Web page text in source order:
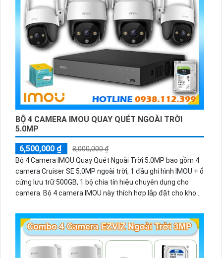
hồng ngoại thông minh, chống ngược sáng, lọc nhiễu kỹ
thuật số và chức năng phát hiện chuyển động. Đẳng cấp
hơn cả giúp ⁂chắc chắnan ninh và giám sát hiệu quả trong
mọi tình huống.
Với giá cả phù hợp, camera thông minh Hikvision mang đến
sự lựa chọn tuyệt vời cho việc bảo vệ gia đình và tài sản.
Đồng thời, việc cài đặt và vận hành cũng rất dễ dàng, người
dùng không cần có kiến thức chuyên môn cao để sử dụng.
Overall, Thiết kế trọn bộ Lắp đặt camera thông minh
Hikvision giá rẻ sẽ là một giải pháp an ninh tuyệt vời cho
ngôi nhà hay công ty của bạn.
BỘ 4 CAMERA IMOU QUAY QUÉT NGOÀI TRỜI
5.0MP
6,500,000 ₫
8,000,000 ₫
Bộ 4 Camera IMOU Quay Quét Ngoài Trời 5.0MP bao gồm 4
camera Cruiser SE 5.0MP ngoài trời, 1 đầu ghi hình IMOU + ổ
cứng lưu trữ 500GB, 1 bộ chia tín hiệu chuyên dụng cho
camera. Bộ 4 camera IMOU này thích hợp lắp đặt cho kho
trời.